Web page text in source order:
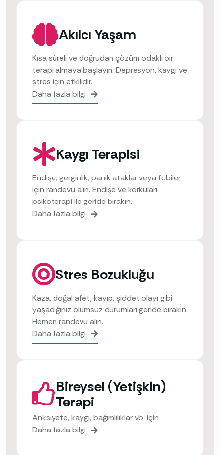
Akılcı Yaşam
Kısa süreli ve doğrudan çözüm odaklı bir
terapi almaya başlayın. Depresyon, kaygı ve
stres için etkilidir.
Daha fazla bilgi
Kaygı Terapisi
Endişe, gerginlik, panik ataklar veya fobiler
için randevu alın. Endişe ve korkuları
psikoterapi ile geride bırakın.
Daha fazla bilgi
Stres Bozukluğu
Kaza, doğal afet, kayıp, şiddet olayı gibi
yaşadığınız olumsuz durumları geride bırakın.
Hemen randevu alın.
Daha fazla bilgi
Bireysel (Yetişkin)
Terapi
Anksiyete, kaygı, bağımlılıklar vb. için
Daha fazla bilgi